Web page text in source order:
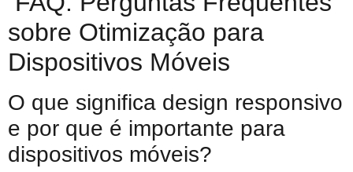
sobre Otimização para
Dispositivos Móveis
O que significa design responsivo
e por que é importante para
dispositivos móveis?